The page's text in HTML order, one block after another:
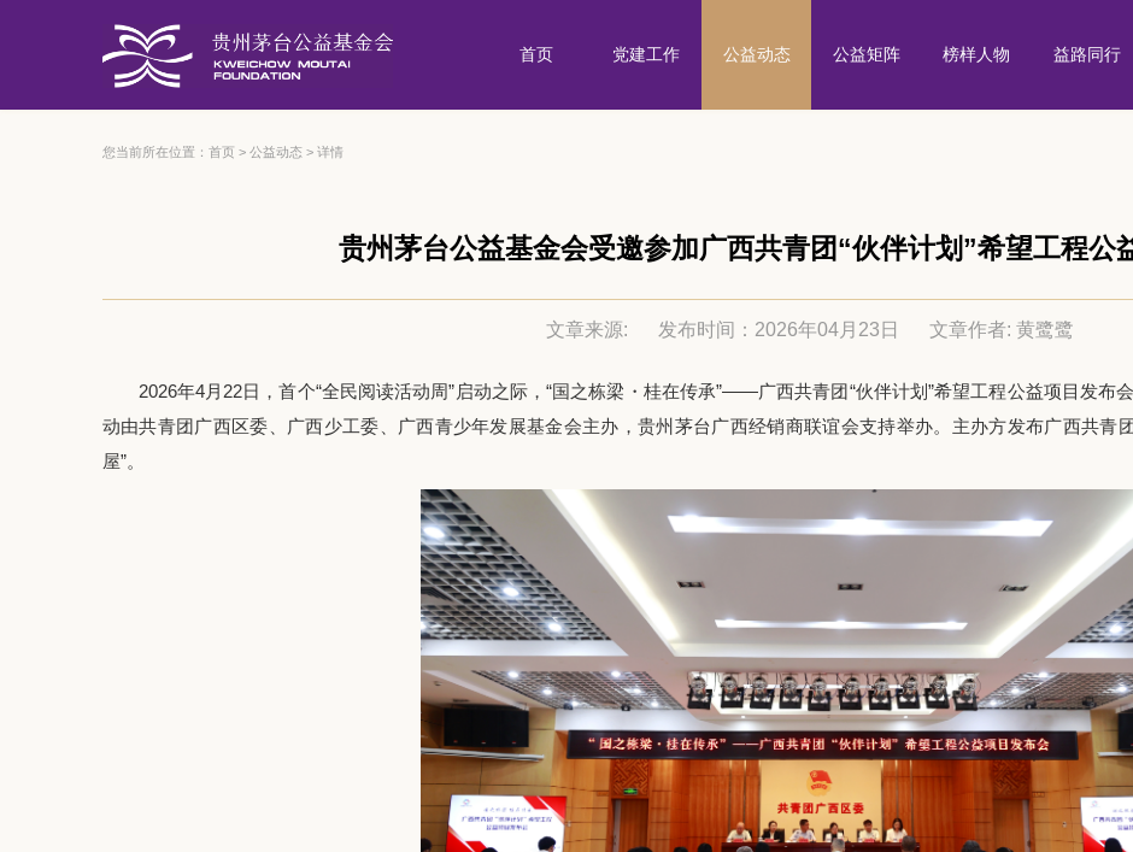
首页 党建工作 公益动态 公益矩阵 榜样人物 益路同行
您当前所在位置： 首页 > 公益动态> 详情
贵州茅台公益基金会受邀参加广西共青团“伙伴计划”希望工程公
文章来源: 发布时间：2026年04月23日 文章作者: 黄鹭鹭
2026年4月22日，首个“全民阅读活动周”启动之际，“国之栋梁・桂在传承”——广西共青团“伙伴计划”希望工程公益项目发布
动由共青团广西区委、广西少工委、广西青少年发展基金会主办，贵州茅台广西经销商联谊会支持举办。主办方发布广西共青
屋”。